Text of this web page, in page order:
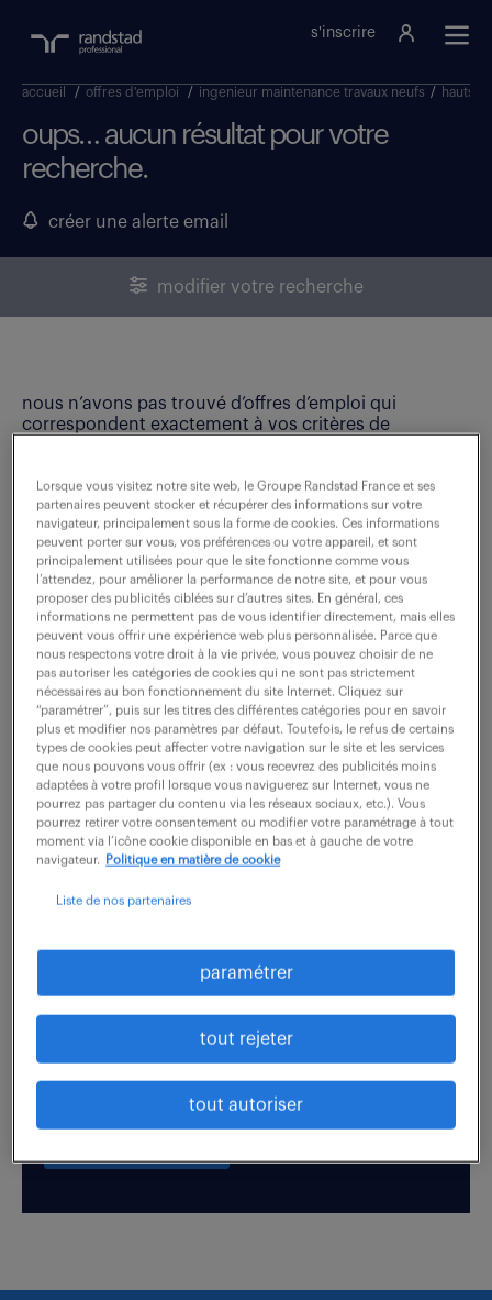
s'inscrire
accueil / offres d'emploi / ingenieur maintenance travaux neufs / hauts-
oups… aucun résultat pour votre
recherche.
créer une alerte email
modifier votre recherche
nous n’avons pas trouvé d’offres d’emploi qui
correspondent exactement à vos critères de
ne ratez aucune
opportunité.
recevez chaque semaine par mail les offres qui
correspondent à votre dernière recherche.
créer une alerte
votre CV !
Boostez votre visibilité auprès de nos recruteurs
en postulant par candidature spontanée.
Lorsque vous visitez notre site web, le Groupe Randstad France et ses
partenaires peuvent stocker et récupérer des informations sur votre
navigateur, principalement sous la forme de cookies. Ces informations
peuvent porter sur vous, vos préférences ou votre appareil, et sont
principalement utilisées pour que le site fonctionne comme vous
l’attendez, pour améliorer la performance de notre site, et pour vous
proposer des publicités ciblées sur d’autres sites. En général, ces
informations ne permettent pas de vous identifier directement, mais elles
peuvent vous offrir une expérience web plus personnalisée. Parce que
nous respectons votre droit à la vie privée, vous pouvez choisir de ne
pas autoriser les catégories de cookies qui ne sont pas strictement
nécessaires au bon fonctionnement du site Internet. Cliquez sur
“paramétrer”, puis sur les titres des différentes catégories pour en savoir
plus et modifier nos paramètres par défaut. Toutefois, le refus de certains
types de cookies peut affecter votre navigation sur le site et les services
que nous pouvons vous offrir (ex : vous recevrez des publicités moins
adaptées à votre profil lorsque vous naviguerez sur Internet, vous ne
pourrez pas partager du contenu via les réseaux sociaux, etc.). Vous
pourrez retirer votre consentement ou modifier votre paramétrage à tout
moment via l’icône cookie disponible en bas et à gauche de votre
navigateur.
Politique en matière de cookie
Liste de nos partenaires
paramétrer
tout rejeter
tout autoriser